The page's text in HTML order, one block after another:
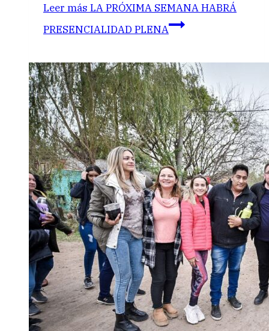
Leer más LA PRÓXIMA SEMANA HABRÁ
PRESENCIALIDAD PLENA